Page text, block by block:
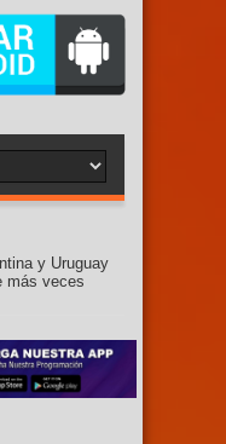
y Uruguay
más veces